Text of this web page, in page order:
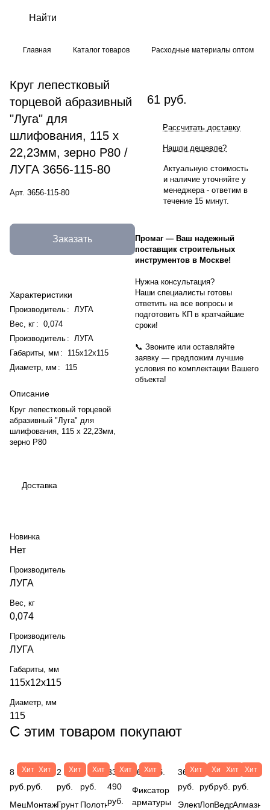
Главная Каталог товаров Расходные материалы оптом
Круг лепестковый
торцевой абразивный
"Луга" для
шлифования, 115 х
22,23мм, зерно P80 /
ЛУГА 3656-115-80
Арт. 3656-115-80
Заказать
Характеристики
Производитель :
ЛУГА
Вес, кг : 0,074
Производитель :
ЛУГА
Габариты, мм :
115х12х115
Диаметр, мм : 115
Описание
Круг лепестковый торцевой
абразивный "Луга" для
шлифования, 115 х 22,23мм,
зерно P80
61 руб.
Рассчитать доставку
Нашли дешевле?
Актуальную стоимость
и наличие уточняйте у
менеджера - ответим в
течение 15 минут.
Промаг — Ваш надежный
поставщик строительных
инструментов в Москве!
Нужна консультация?
Наши специалисты готовы
ответить на все вопросы и
подготовить КП в кратчайшие
сроки!
📞 Звоните или оставляйте
заявку — предложим лучшие
условия по комплектации Вашего
объекта!
Доставка
Новинка
Нет
Производитель
ЛУГА
Вес, кг
0,074
Производитель
ЛУГА
Габариты, мм
115х12х115
Диаметр, мм
115
С этим товаром покупают
Хит
8
руб.
Мешок
Хит
482
руб.
Монтажные
Хит
2 240
руб.
Грунт
Хит
1 469
руб.
Полотно
Хит
33
490
руб.
Хит
867 руб.
Фиксатор
арматуры
Хит
367
руб.
Электроды
Хит
183
руб.
Лопата
Хит
69
руб.
Ведро
Хит
233
руб.